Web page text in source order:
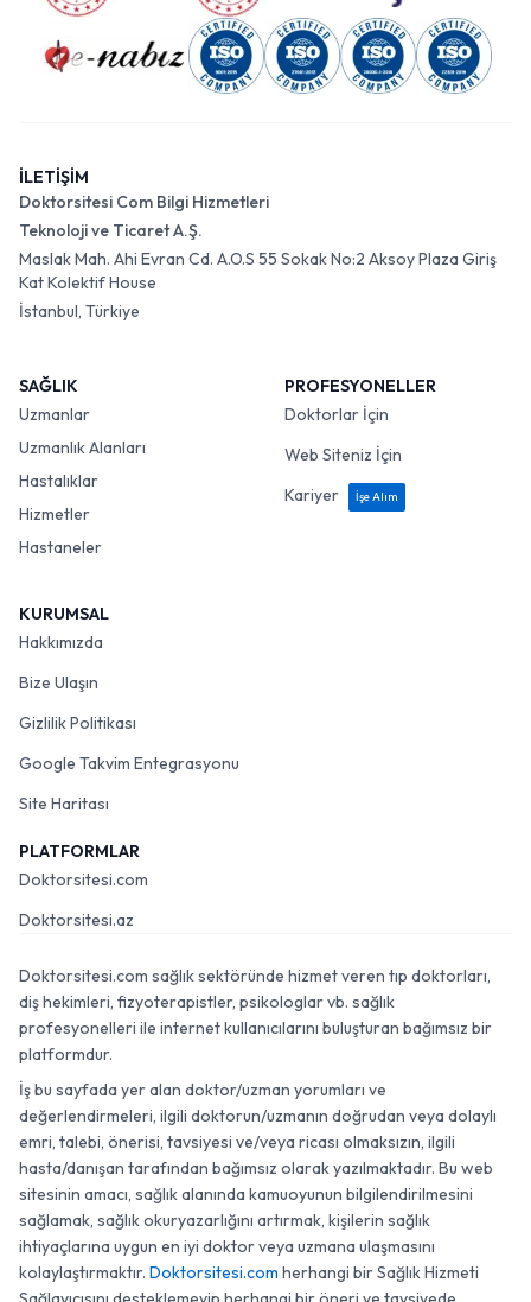
İLETİŞİM
Doktorsitesi Com Bilgi Hizmetleri
Teknoloji ve Ticaret A.Ş.
Maslak Mah. Ahi Evran Cd. A.O.S 55 Sokak No:2 Aksoy Plaza Giriş
Kat Kolektif House
İstanbul, Türkiye
SAĞLIK
Uzmanlar
Uzmanlık Alanları
Hastalıklar
Hizmetler
Hastaneler
PROFESYONELLER
Doktorlar İçin
Web Siteniz İçin
Kariyer
İşe Alım
KURUMSAL
Hakkımızda
Bize Ulaşın
Gizlilik Politikası
Google Takvim Entegrasyonu
Site Haritası
PLATFORMLAR
Doktorsitesi.com
Doktorsitesi.az
Doktorsitesi.com sağlık sektöründe hizmet veren tıp doktorları,
diş hekimleri, fizyoterapistler, psikologlar vb. sağlık
profesyonelleri ile internet kullanıcılarını buluşturan bağımsız bir
platformdur.
İş bu sayfada yer alan doktor/uzman yorumları ve
değerlendirmeleri, ilgili doktorun/uzmanın doğrudan veya dolaylı
emri, talebi, önerisi, tavsiyesi ve/veya ricası olmaksızın, ilgili
hasta/danışan tarafından bağımsız olarak yazılmaktadır. Bu web
sitesinin amacı, sağlık alanında kamuoyunun bilgilendirilmesini
sağlamak, sağlık okuryazarlığını artırmak, kişilerin sağlık
ihtiyaçlarına uygun en iyi doktor veya uzmana ulaşmasını
kolaylaştırmaktır. Doktorsitesi.com herhangi bir Sağlık Hizmeti